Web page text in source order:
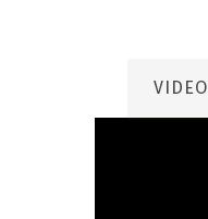
VIDEO